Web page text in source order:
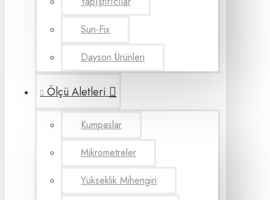
Sun-Fix
Dayson Ürünleri
Ölçü Aletleri
Kumpaslar
Mikrometreler
Yükseklik Mihengiri